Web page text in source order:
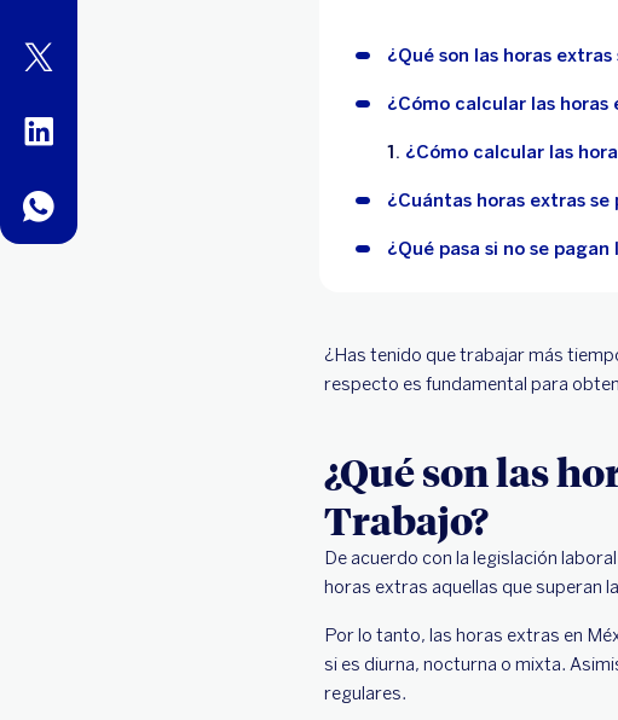
twitter
linkedin
whatsapp
¿Qué son las horas
¿Cómo calcular las horas
¿Cómo calcular las
¿Cuántas horas extras
¿Qué pasa si no se
¿Has tenido que trabajar más
respecto es fundamental para
¿Qué son las
Trabajo?
De acuerdo con la legislación
horas extras aquellas que superan
Por lo tanto, las horas extras en
si es diurna, nocturna o mixta.
regulares.